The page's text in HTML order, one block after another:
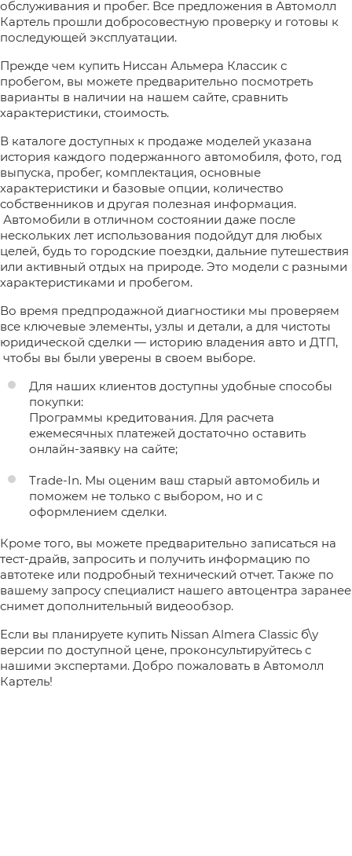
обслуживания и пробег. Все предложения в Автомолл
Картель прошли добросовестную проверку и готовы к
последующей эксплуатации.
Прежде чем купить Ниссан Альмера Классик с
пробегом, вы можете предварительно посмотреть
варианты в наличии на нашем сайте, сравнить
характеристики, стоимость.
В каталоге доступных к продаже моделей указана
история каждого подержанного автомобиля, фото, год
выпуска, пробег, комплектация, основные
характеристики и базовые опции, количество
собственников и другая полезная информация.
Автомобили в отличном состоянии даже после
нескольких лет использования подойдут для любых
целей, будь то городские поездки, дальние путешествия
или активный отдых на природе. Это модели с разными
характеристиками и пробегом.
Во время предпродажной диагностики мы проверяем
все ключевые элементы, узлы и детали, а для чистоты
юридической сделки — историю владения авто и ДТП,
чтобы вы были уверены в своем выборе.
Для наших клиентов доступны удобные способы
покупки:
Программы кредитования. Для расчета
ежемесячных платежей достаточно оставить
онлайн-заявку на сайте;
Trade-In. Мы оценим ваш старый автомобиль и
поможем не только с выбором, но и с
оформлением сделки.
Кроме того, вы можете предварительно записаться на
тест-драйв, запросить и получить информацию по
автотеке или подробный технический отчет. Также по
вашему запросу специалист нашего автоцентра заранее
снимет дополнительный видеообзор.
Если вы планируете купить Nissan Almera Classic б\у
версии по доступной цене, проконсультируйтесь с
нашими экспертами. Добро пожаловать в Автомолл
Картель!